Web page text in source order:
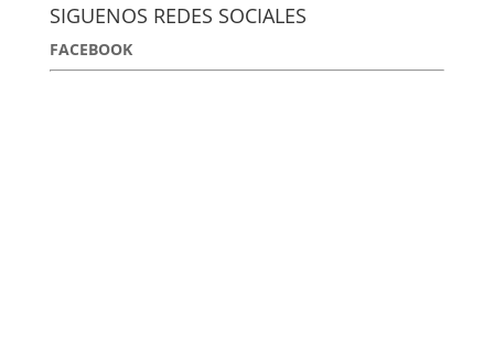
SIGUENOS REDES SOCIALES
FACEBOOK